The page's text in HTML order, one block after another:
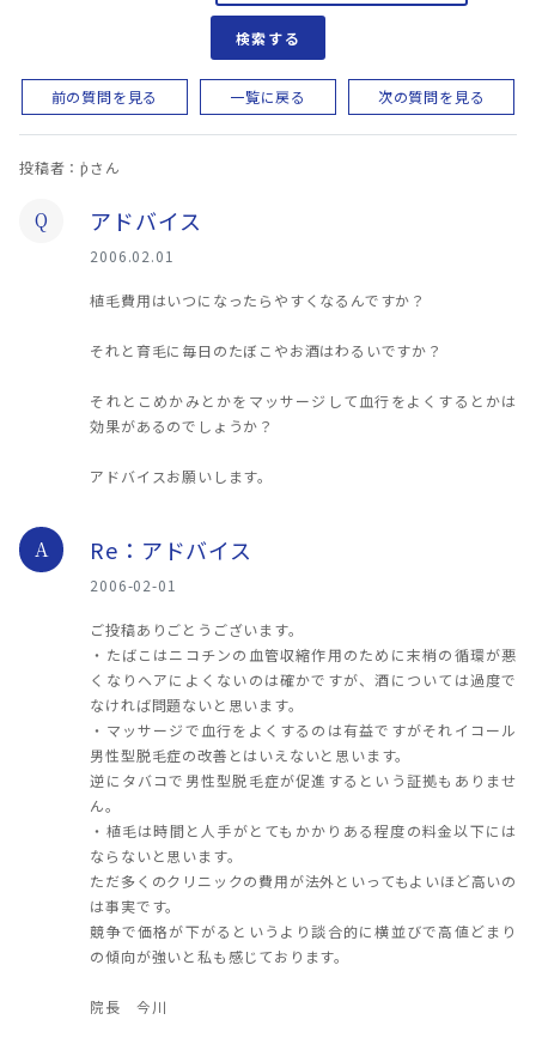
検索する
前の質問を見る 一覧に戻る 次の質問を見る
投稿者：ƿ̾さん
Q アドバイス
2006.02.01
植毛費用はいつになったらやすくなるんですか？
それと育毛に毎日のたぼこやお酒はわるいですか？
それとこめかみとかをマッサージして血行をよくするとかは
効果があるのでしょうか？
アドバイスお願いします。
A Re：アドバイス
2006-02-01
ご投稿ありごとうございます。
・たばこはニコチンの血管収縮作用のために末梢の循環が悪
くなりヘアによくないのは確かですが、酒については過度で
なければ問題ないと思います。
・マッサージで血行をよくするのは有益ですがそれイコール
男性型脱毛症の改善とはいえないと思います。
逆にタバコで男性型脱毛症が促進するという証拠もありませ
ん。
・植毛は時間と人手がとてもかかりある程度の料金以下には
ならないと思います。
ただ多くのクリニックの費用が法外といってもよいほど高いの
は事実です。
競争で価格が下がるというより談合的に横並びで高値どまり
の傾向が強いと私も感じております。
院長 今川